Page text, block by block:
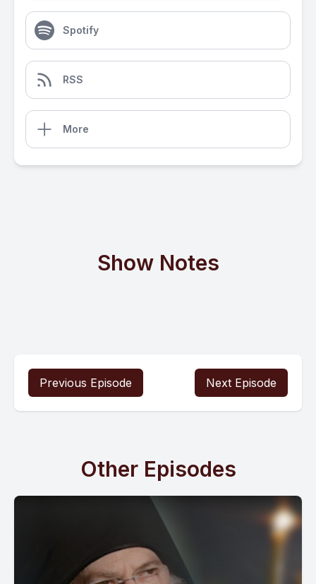
Spotify
RSS
More
Show Notes
Previous Episode Next Episode
Other Episodes